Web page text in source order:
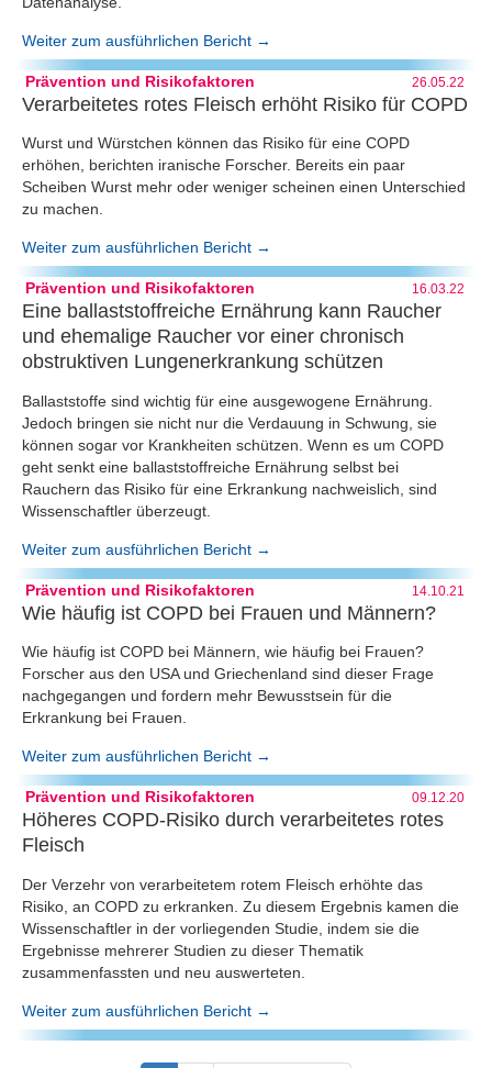
Weiter zum ausführlichen Bericht →
Prävention und Risikofaktoren 26.05.22
Verarbeitetes rotes Fleisch erhöht Risiko für COPD
Wurst und Würstchen können das Risiko für eine COPD
erhöhen, berichten iranische Forscher. Bereits ein paar
Scheiben Wurst mehr oder weniger scheinen einen Unterschied
zu machen.
Weiter zum ausführlichen Bericht →
Prävention und Risikofaktoren 16.03.22
Eine ballaststoffreiche Ernährung kann Raucher
und ehemalige Raucher vor einer chronisch
obstruktiven Lungenerkrankung schützen
Ballaststoffe sind wichtig für eine ausgewogene Ernährung.
Jedoch bringen sie nicht nur die Verdauung in Schwung, sie
können sogar vor Krankheiten schützen. Wenn es um COPD
geht senkt eine ballaststoffreiche Ernährung selbst bei
Rauchern das Risiko für eine Erkrankung nachweislich, sind
Wissenschaftler überzeugt.
Weiter zum ausführlichen Bericht →
Prävention und Risikofaktoren 14.10.21
Wie häufig ist COPD bei Frauen und Männern?
Wie häufig ist COPD bei Männern, wie häufig bei Frauen?
Forscher aus den USA und Griechenland sind dieser Frage
nachgegangen und fordern mehr Bewusstsein für die
Erkrankung bei Frauen.
Weiter zum ausführlichen Bericht →
Prävention und Risikofaktoren 09.12.20
Höheres COPD-Risiko durch verarbeitetes rotes
Fleisch
Der Verzehr von verarbeitetem rotem Fleisch erhöhte das
Risiko, an COPD zu erkranken. Zu diesem Ergebnis kamen die
Wissenschaftler in der vorliegenden Studie, indem sie die
Ergebnisse mehrerer Studien zu dieser Thematik
zusammenfassten und neu auswerteten.
Weiter zum ausführlichen Bericht →